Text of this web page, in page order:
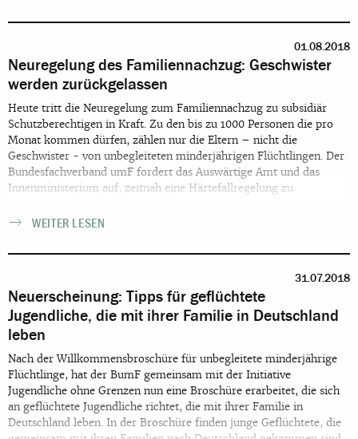
01.08.2018
Neuregelung des Familiennachzug: Geschwister
werden zurückgelassen
Heute tritt die Neuregelung zum Familiennachzug zu subsidiär
Schutzberechtigen in Kraft. Zu den bis zu 1000 Personen die pro
Monat kommen dürfen, zählen nur die Eltern – nicht die
Geschwister - von unbegleiteten minderjährigen Flüchtlingen. Der
Bundesfachverband umF fordert das Auswärtige Amt und das
Innenministerium auf, zeitnah eine Härtefallregelung zu
sicherstellt
WEITER LESEN
31.07.2018
Neuerscheinung: Tipps für geflüchtete
Jugendliche, die mit ihrer Familie in Deutschland
leben
Nach der Willkommensbroschüre für unbegleitete minderjährige
Flüchtlinge, hat der BumF gemeinsam mit der Initiative
Jugendliche ohne Grenzen nun eine Broschüre erarbeitet, die sich
an geflüchtete Jugendliche richtet, die mit ihrer Familie in
Deutschland leben. In der Broschüre finden junge Geflüchtete, die